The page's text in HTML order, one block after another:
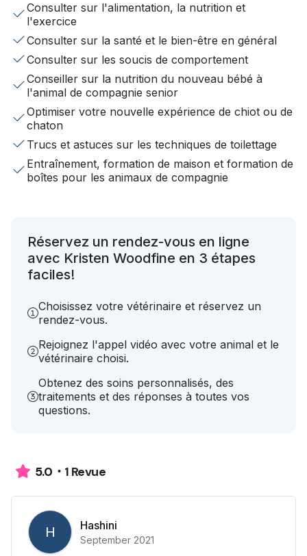
Consulter sur l'alimentation, la nutrition et
l'exercice
Consulter sur la santé et le bien-être en général
Consulter sur les soucis de comportement
Conseiller sur la nutrition du nouveau bébé à
l'animal de compagnie senior
Optimiser votre nouvelle expérience de chiot ou de
chaton
Trucs et astuces sur les techniques de toilettage
Entraînement, formation de maison et formation de
boîtes pour les animaux de compagnie
Réservez un rendez-vous en ligne
avec Kristen Woodfine en 3 étapes
faciles!
Choisissez votre vétérinaire et réservez un
rendez-vous.
Rejoignez l'appel vidéo avec votre animal et le
vétérinaire choisi.
Obtenez des soins personnalisés, des
traitements et des réponses à toutes vos
questions.
5.0 1 Revue
H Hashini
September 2021